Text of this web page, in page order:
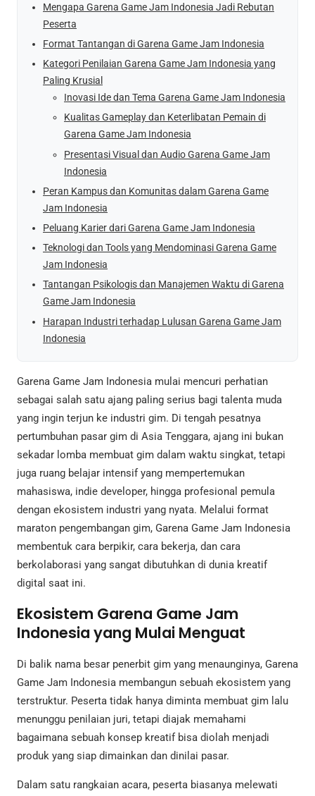
Mengapa Garena Game Jam Indonesia Jadi Rebutan
Peserta
Format Tantangan di Garena Game Jam Indonesia
Kategori Penilaian Garena Game Jam Indonesia yang
Paling Krusial
Inovasi Ide dan Tema Garena Game Jam Indonesia
Kualitas Gameplay dan Keterlibatan Pemain di
Garena Game Jam Indonesia
Presentasi Visual dan Audio Garena Game Jam
Indonesia
Peran Kampus dan Komunitas dalam Garena Game
Jam Indonesia
Peluang Karier dari Garena Game Jam Indonesia
Teknologi dan Tools yang Mendominasi Garena Game
Jam Indonesia
Tantangan Psikologis dan Manajemen Waktu di Garena
Game Jam Indonesia
Harapan Industri terhadap Lulusan Garena Game Jam
Indonesia
Garena Game Jam Indonesia mulai mencuri perhatian
sebagai salah satu ajang paling serius bagi talenta muda
yang ingin terjun ke industri gim. Di tengah pesatnya
pertumbuhan pasar gim di Asia Tenggara, ajang ini bukan
sekadar lomba membuat gim dalam waktu singkat, tetapi
juga ruang belajar intensif yang mempertemukan
mahasiswa, indie developer, hingga profesional pemula
dengan ekosistem industri yang nyata. Melalui format
maraton pengembangan gim, Garena Game Jam Indonesia
membentuk cara berpikir, cara bekerja, dan cara
berkolaborasi yang sangat dibutuhkan di dunia kreatif
digital saat ini.
Ekosistem Garena Game Jam
Indonesia yang Mulai Menguat
Di balik nama besar penerbit gim yang menaunginya, Garena
Game Jam Indonesia membangun sebuah ekosistem yang
terstruktur. Peserta tidak hanya diminta membuat gim lalu
menunggu penilaian juri, tetapi diajak memahami
bagaimana sebuah konsep kreatif bisa diolah menjadi
produk yang siap dimainkan dan dinilai pasar.
Dalam satu rangkaian acara, peserta biasanya melewati